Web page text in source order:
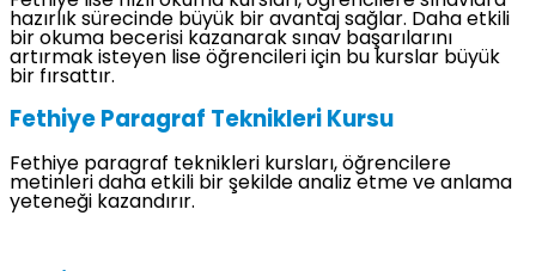
hazırlık sürecinde büyük bir avantaj sağlar. Daha etkili
bir okuma becerisi kazanarak sınav başarılarını
artırmak isteyen lise öğrencileri için bu kurslar büyük
bir fırsattır.
Fethiye Paragraf Teknikleri Kursu
Fethiye paragraf teknikleri kursları, öğrencilere
metinleri daha etkili bir şekilde analiz etme ve anlama
yeteneği kazandırır.